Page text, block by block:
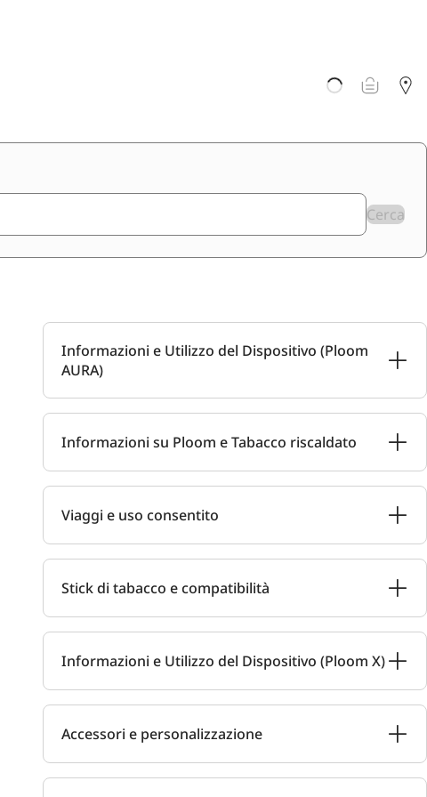
Cerca
Informazioni e Utilizzo del Dispositivo (Ploom
AURA)
Informazioni su Ploom e Tabacco riscaldato
Viaggi e uso consentito
Stick di tabacco e compatibilità
Informazioni e Utilizzo del Dispositivo (Ploom X)
Accessori e personalizzazione